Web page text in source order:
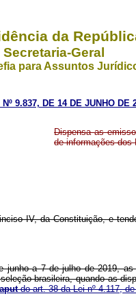
da
Secretaria-Geral
para Assuntos
Nº 9.837, DE 14 DE JUNHO DE
Dispensa as
de informações dos
IV, da Constituição, e
a 7 de julho de 2019,
brasileira, quando as
do art. 38 da Lei nº 4.117,